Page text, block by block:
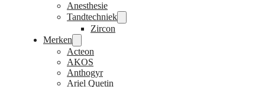
Anesthesie
Tandtechniek
Zircon
Merken
Acteon
AKOS
Anthogyr
Ariel Quetin